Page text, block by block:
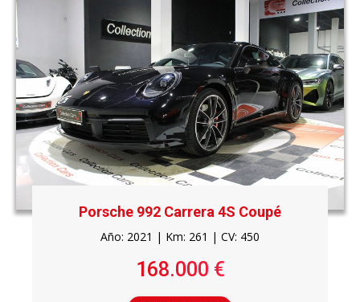
Porsche 992 Carrera 4S Coupé
Año: 2021 | Km: 261 | CV: 450
168.000 €